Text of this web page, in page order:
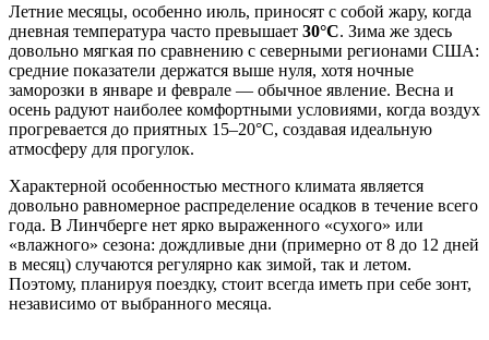
Летние месяцы, особенно июль, приносят с собой жару, когда
дневная температура часто превышает 30°C. Зима же здесь
довольно мягкая по сравнению с северными регионами США:
средние показатели держатся выше нуля, хотя ночные
заморозки в январе и феврале — обычное явление. Весна и
осень радуют наиболее комфортными условиями, когда воздух
прогревается до приятных 15–20°C, создавая идеальную
атмосферу для прогулок.
Характерной особенностью местного климата является
довольно равномерное распределение осадков в течение всего
года. В Линчберге нет ярко выраженного «сухого» или
«влажного» сезона: дождливые дни (примерно от 8 до 12 дней
в месяц) случаются регулярно как зимой, так и летом.
Поэтому, планируя поездку, стоит всегда иметь при себе зонт,
независимо от выбранного месяца.